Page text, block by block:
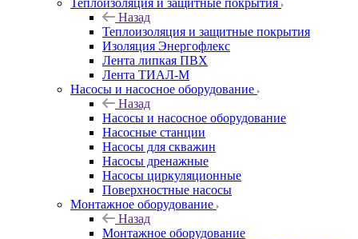
Назад
Теплоизоляция и защитные покрытия
Изоляция Энергофлекс
Лента липкая ПВХ
Лента ТИАЛ-М
Насосы и насосное оборудование
Назад
Насосы и насосное оборудование
Насосные станции
Насосы для скважин
Насосы дренажные
Насосы циркуляционные
Поверхностные насосы
Монтажное оборудование
Назад
Монтажное оборудование